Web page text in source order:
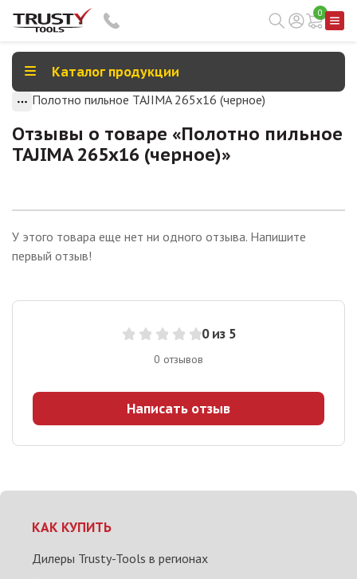
0
Каталог продукции
Полотно пильное TAJIMA 265x16 (черное)
Отзывы о товаре «Полотно пильное
TAJIMA 265x16 (черное)»
0 из 5
0 отзывов
Написать отзыв
У этого товара еще нет ни одного отзыва. Напишите
первый отзыв!
КАК КУПИТЬ
Дилеры Trusty-Tools в регионах